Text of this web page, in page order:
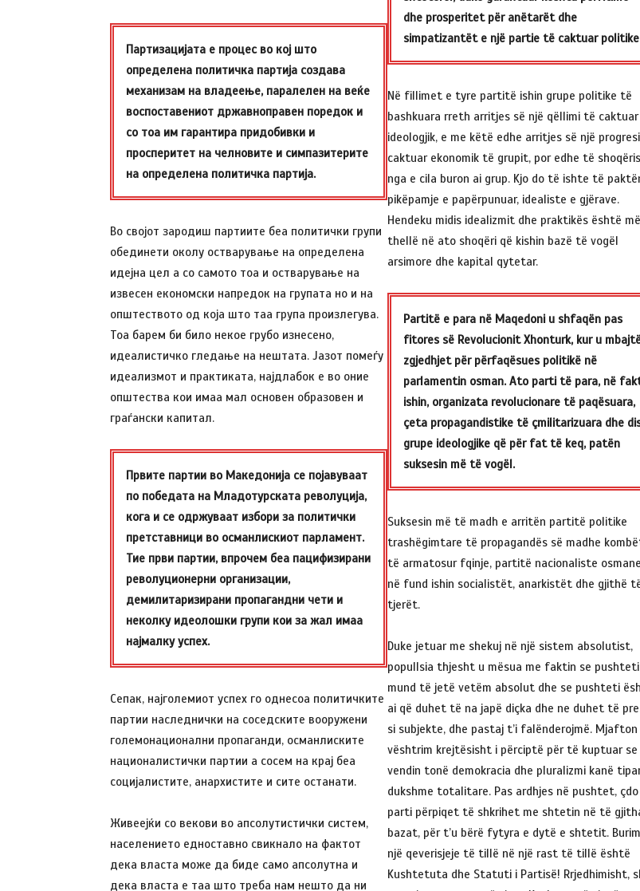
Партизацијата е процес во кој што
определена политичка партија создава
механизам на владеење, паралелен на веќе
воспоставениот државноправен поредок и
со тоа им гарантира придобивки и
просперитет на челновите и симпазитерите
на определена политичка партија.
Во својот зародиш партиите беа политички групи
обединети околу остварување на определена
идејна цел а со самото тоа и остварување на
извесен економски напредок на групата но и на
општеството од која што таа група произлегува.
Тоа барем би било некое грубо изнесено,
идеалистичко гледање на нештата. Јазот помеѓу
идеализмот и практиката, најдлабок е во оние
општества кои имаа мал основен образовен и
граѓански капитал.
Првите партии во Македонија се појавуваат
по победата на Младотурската револуција,
кога и се одржуваат избори за политички
претставници во османлискиот парламент.
Тие први партии, впрочем беа пацифизирани
револуционерни организации,
демилитаризирани пропагандни чети и
неколку идеолошки групи кои за жал имаа
најмалку успех.
Сепак, најголемиот успех го однесоа политичките
партии наследнички на соседските вооружени
големонационални пропаганди, османлиските
националистички партии а сосем на крај беа
социјалистите, анархистите и сите останати.
Живеејќи со векови во апсолутистички систем,
населението едноставно свикнало на фактот
дека власта може да биде само апсолутна и
дека власта е таа што треба нам нешто да ни
dhe prosperitet për anëtarët dhe
simpatizantët e një partie të caktuar
Në fillimet e tyre partitë ishin grupe politike të
bashkuara rreth arritjes së një qëllimi të caktuar
ideologjik, e me këtë edhe arritjes së një
caktuar ekonomik të grupit, por edhe të
nga e cila buron ai grup. Kjo do të ishte të
pikëpamje e papërpunuar, idealiste e gjërave.
Hendeku midis idealizmit dhe praktikës është
thellë në ato shoqëri që kishin bazë të vogël
arsimore dhe kapital qytetar.
Partitë e para në Maqedoni u shfaqën pas
fitores së Revolucionit Xhonturk, kur u
zgjedhjet për përfaqësues politikë në
parlamentin osman. Ato parti të para, në
ishin, organizata revolucionare të paqësuara,
çeta propagandistike të çmilitarizuara dhe
grupe ideologjike që për fat të keq, patën
suksesin më të vogël.
Suksesin më të madh e arritën partitë politike
trashëgimtare të propagandës së madhe
të armatosur fqinje, partitë nacionaliste
në fund ishin socialistët, anarkistët dhe gjithë
tjerët.
Duke jetuar me shekuj në një sistem absolutist,
popullsia thjesht u mësua me faktin se pushteti
mund të jetë vetëm absolut dhe se pushteti
ai që duhet të na japë diçka dhe ne duhet të
si subjekte, dhe pastaj t’i falënderojmë. Mjafton
vështrim krejtësisht i përciptë për të kuptuar se
vendin tonë demokracia dhe pluralizmi kanë
dukshme totalitare. Pas ardhjes në pushtet, çdo
parti përpiqet të shkrihet me shtetin në të
bazat, për t’u bërë fytyra e dytë e shtetit.
një qeverisjeje të tillë në një rast të tillë është
Kushtetuta dhe Statuti i Partisë! Rrjedhimisht,